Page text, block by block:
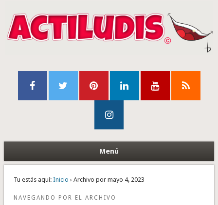
Menú
Tu estás aquí: Inicio › Archivo por mayo 4, 2023
NAVEGANDO POR EL ARCHIVO